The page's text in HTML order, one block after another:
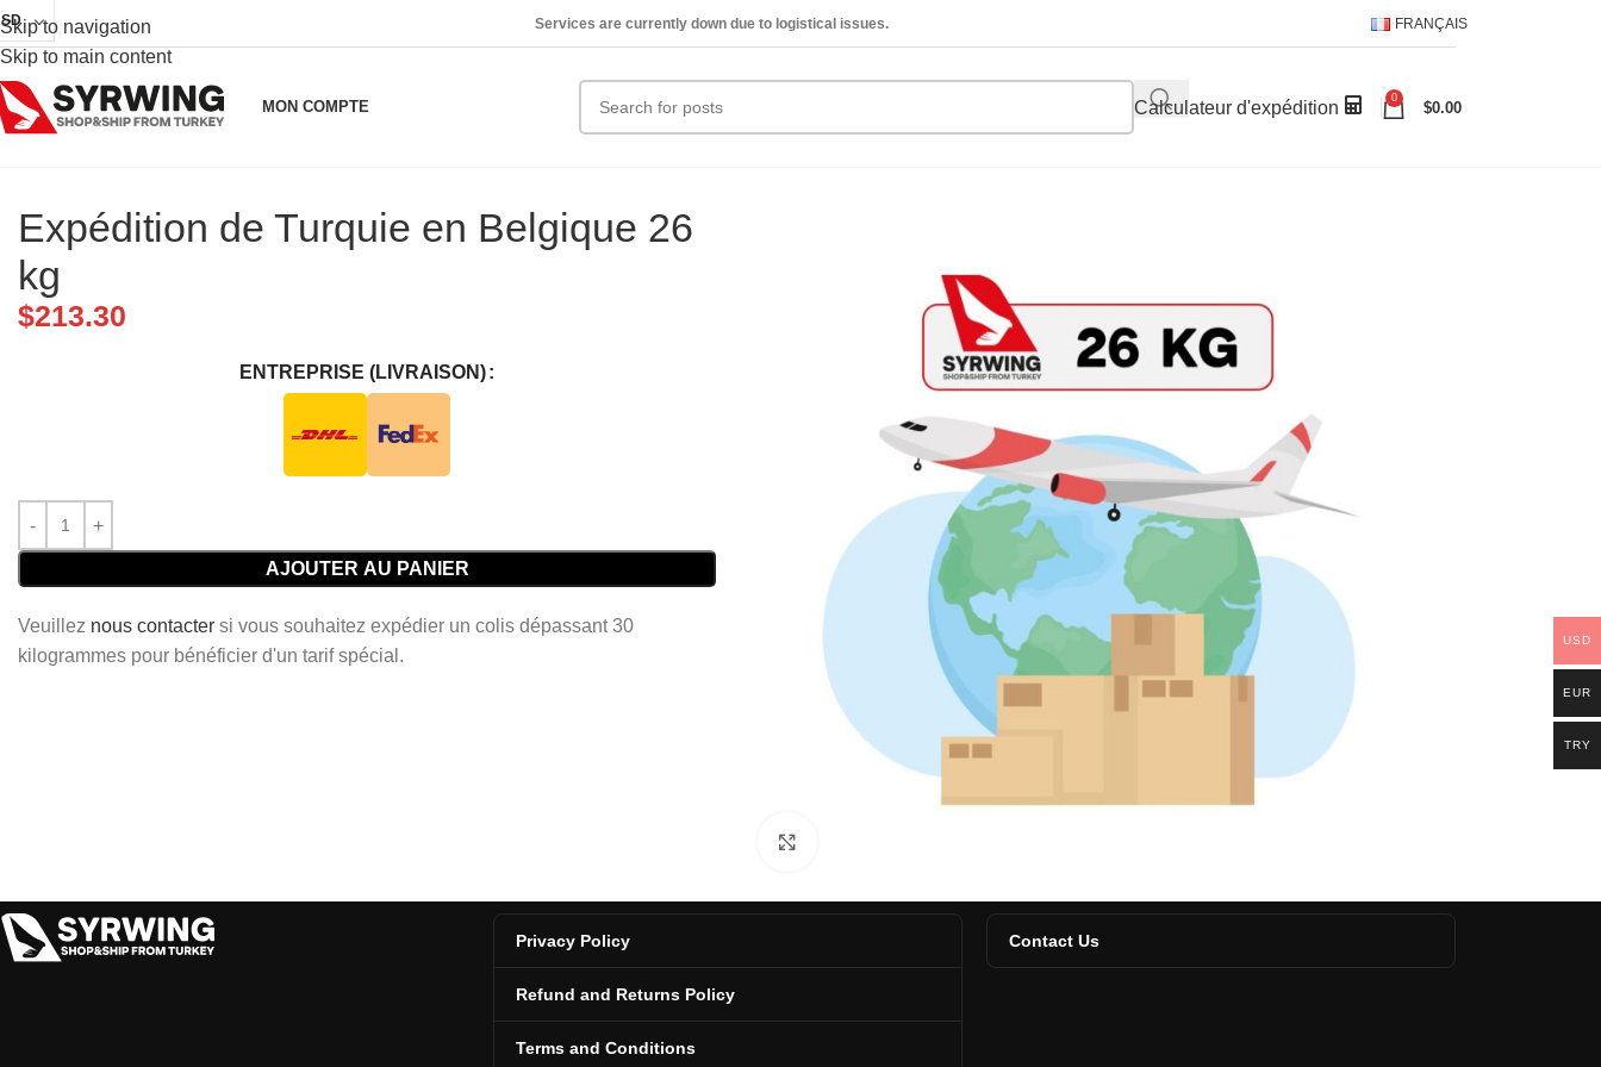
Skip to navigation
Skip to main content
Services are currently down due to logistical issues. FRANÇAIS
MON COMPTE Calculateur d'expédition 0
$0.00
Expédition de Turquie en Belgique 26
kg
$213.30
ENTREPRISE (LIVRAISON)
AJOUTER AU PANIER
Veuillez nous contacter si vous souhaitez expédier un colis dépassant 30
kilogrammes pour bénéficier d'un tarif spécial.
Privacy Policy
Refund and Returns Policy
Terms and Conditions
Contact Us
USD
EUR
TRY